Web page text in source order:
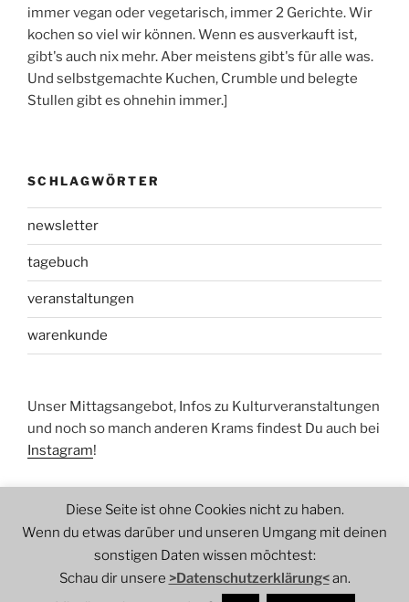
immer vegan oder vegetarisch, immer 2 Gerichte. Wir
kochen so viel wir können. Wenn es ausverkauft ist,
gibt's auch nix mehr. Aber meistens gibt's für alle was.
Und selbstgemachte Kuchen, Crumble und belegte
Stullen gibt es ohnehin immer.]
SCHLAGWÖRTER
newsletter
tagebuch
veranstaltungen
warenkunde
Unser Mittagsangebot, Infos zu Kulturveranstaltungen
und noch so manch anderen Krams findest Du auch bei
Instagram!
datenschutzerklärung Stolz präsentiert von WordPress
Diese Seite ist ohne Cookies nicht zu haben.
Wenn du etwas darüber und unseren Umgang mit deinen
sonstigen Daten wissen möchtest:
Schau dir unsere >Datenschutzerklärung<an.